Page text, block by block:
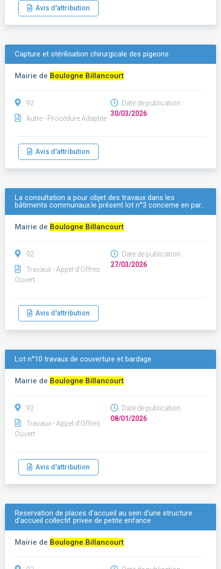
Avis d'attribution
Capture et stérilisation chirurgicale des pigeons
Mairie de Boulogne Billancourt
92
Autre - Procédure Adaptée
Date de publication :
30/03/2026
Avis d'attribution
La consultation a pour objet des travaux dans les
bâtiments communaux.le présent lot n°3 concerne en par…
Mairie de Boulogne Billancourt
92
Travaux - Appel d'Offres
Ouvert
Date de publication :
27/03/2026
Avis d'attribution
Lot n°10 travaux de couverture et bardage
Mairie de Boulogne Billancourt
92
Travaux - Appel d'Offres
Ouvert
Date de publication :
08/01/2026
Avis d'attribution
Reservation de places d'accueil au sein d'une structure
d'accueil collectif privee de petite enfance
Mairie de Boulogne Billancourt